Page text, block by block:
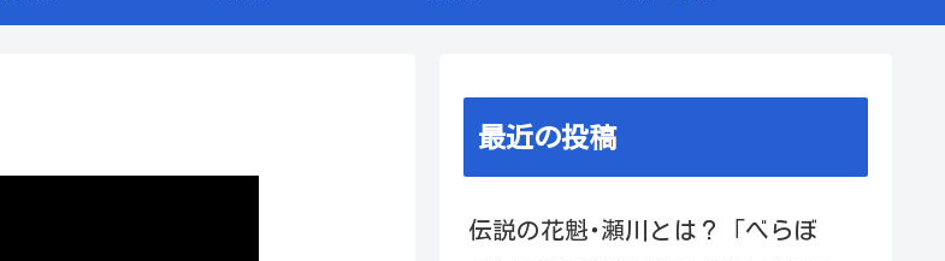
最近の投稿
伝説の花魁･瀬川とは？「べらぼ